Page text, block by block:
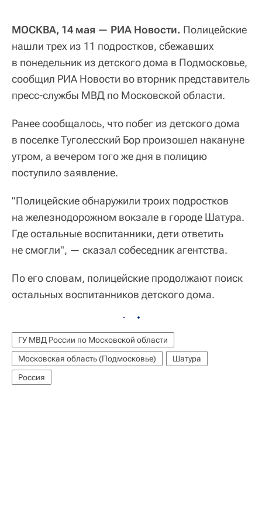
МОСКВА, 14 мая — РИА Новости. Полицейские
нашли трех из 11 подростков, сбежавших
в понедельник из детского дома в Подмосковье,
сообщил РИА Новости во вторник представитель
пресс-службы МВД по Московской области.
Ранее сообщалось, что побег из детского дома
в поселке Туголесский Бор произошел накануне
утром, а вечером того же дня в полицию
поступило заявление.
"Полицейские обнаружили троих подростков
на железнодорожном вокзале в городе Шатура.
Где остальные воспитанники, дети ответить
не смогли", — сказал собеседник агентства.
По его словам, полицейские продолжают поиск
остальных воспитанников детского дома.
ГУ МВД России по Московской области
Московская область (Подмосковье)
Шатура
Россия